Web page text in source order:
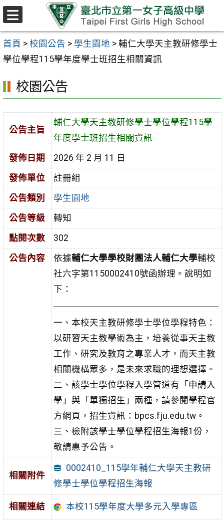
跳至主要內容區
首頁 > 校園公告 > 學生園地 > 輔仁大學天主教研修學士
學位學程115學年度學士班招生相關資訊
校園公告
公告主旨
輔仁大學天主教研修學士學位學程115學
年度學士班招生相關資訊
發佈日期
2026 年 2 月 11 日
發佈單位
註冊組
公告類別
學生園地
公告等級
轉知
點閱次數
302
公告內容
依據輔仁大學學校財團法人輔仁大學輔校
社六字第1150002410號函辦理。說明如
下：
一、本校天主教研修學士學位學程特色：
以研習天主教學術為主，培養從事天主教
工作、研究及教育之專業人才，而天主教
相關機構眾多，是未來求職的理想選擇。
二、該學士學位學程入學管道有「申請入
學」與「單獨招生」兩種，請參閱學程官
方網頁，招生資訊：bpcs.fju.edu.tw。
三、檢附該學士學位學程招生海報1份，
敬請惠予公告。
相關附件
0002410_115學年輔仁大學天主教研
修學士學位學程招生海報
相關連結 本校115學年度大學多元入學專區
選
單